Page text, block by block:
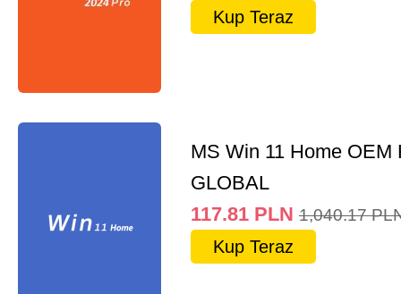
Kup Teraz
MS Win 11 Home OEM
GLOBAL
117.81 PLN 1,040.17
Kup Teraz